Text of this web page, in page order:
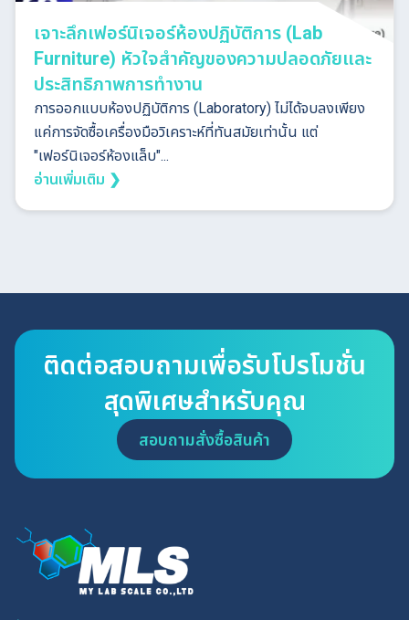
เจาะลึกเฟอร์นิเจอร์ห้องปฏิบัติการ (Lab
Furniture) หัวใจสำคัญของความปลอดภัยและ
ประสิทธิภาพการทำงาน
การออกแบบห้องปฏิบัติการ (Laboratory) ไม่ได้จบลงเพียง
แค่การจัดซื้อเครื่องมือวิเคราะห์ที่ทันสมัยเท่านั้น แต่
"เฟอร์นิเจอร์ห้องแล็บ"...
อ่านเพิ่มเติม ❯
ติดต่อสอบถามเพื่อรับโปรโมชั่น
สุดพิเศษสำหรับคุณ
สอบถามสั่งซื้อสินค้า